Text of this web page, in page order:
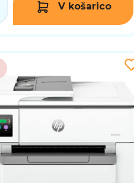
V košarico